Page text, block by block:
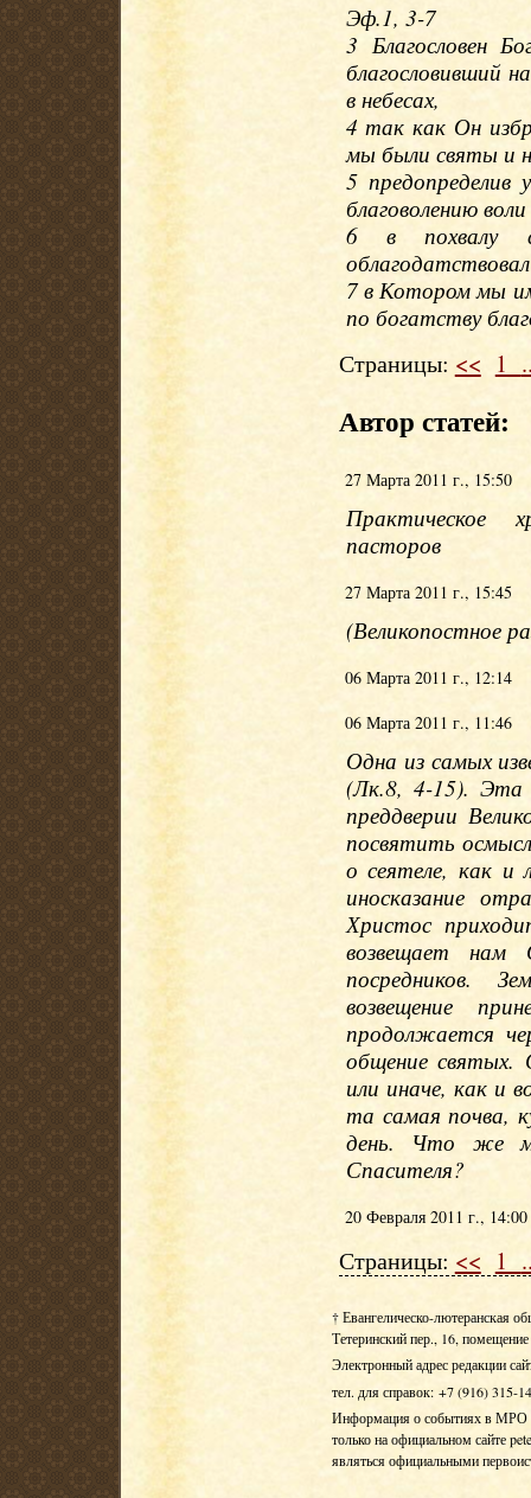
Эф.1, 3-7
3 Благословен
благословивший
в небесах,
4 так как Он
мы были святы и
5
благоволению
6 в похвалу
7 в Котором мы
по богатству
Страницы: << 1
Автор статей:
27 Марта 2011 г., 15:50
Практическое
пасторов
27 Марта 2011 г., 15:45
(Великопостное
06 Марта 2011 г., 12:14
06 Марта 2011 г., 11:46
Одна из самых
(Лк.8, 4-15). Эта
преддверии
посвятить
о сеятеле, как и
иносказание
Христос
возвещает нам
посредников.
возвещение
продолжается
общение святых.
или иначе, как и
та самая почва,
день. Что же
Спасителя?
20 Февраля 2011 г., 14:00
Страницы: << 1
† Евангелическо-лютеранская
Тетеринский пер., 16,
Электронный адрес редакции
тел. для справок: +7 (916) 315-
Информация о событиях в МРО
только на официальном сайте
являться официальными